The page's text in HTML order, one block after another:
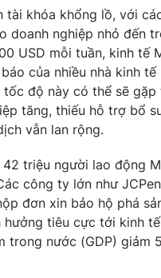
tếtài khóa khổng lồ, với
doanh nghiệp nhỏ đến
USD mỗi tuần, kinh tế
của nhiều nhà kinh tế
tốc độ này có thể sẽ gặp
tăng, thiếu hỗ trợ bổ
vẫn lan rộng.
42 triệu người lao động
công ty lớn như
đơn xin bảo hộ phá
hưởng tiêu cực tới kinh
trong nước (GDP) giảm